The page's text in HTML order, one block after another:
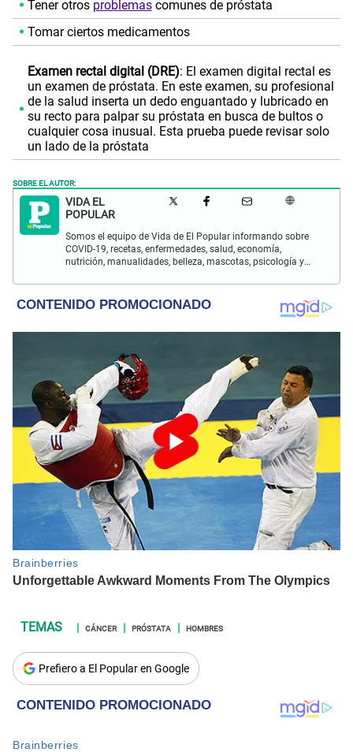
Tener otros problemascomunes de próstata
Tomar ciertos medicamentos
Examen rectal digital (DRE): El examen digital rectal es
un examen de próstata. En este examen, su profesional
de la salud inserta un dedo enguantado y lubricado en
su recto para palpar su próstata en busca de bultos o
cualquier cosa inusual. Esta prueba puede revisar solo
un lado de la próstata
SOBRE EL AUTOR:
VIDA EL
POPULAR
Somos el equipo de Vida de El Popular informando sobre
COVID-19, recetas, enfermedades, salud, economía,
nutrición, manualidades, belleza, mascotas, psicología y
CÁNCER PRÓSTATA HOMBRES
Prefiero a El Popular en Google